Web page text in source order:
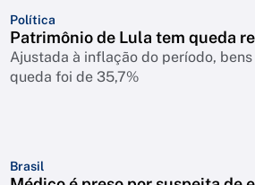
Política
Patrimônio de Lula tem queda
Ajustada à inflação do período,
queda foi de 35,7%
Brasil